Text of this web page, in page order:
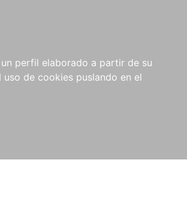
perfil elaborado a partir de su
de cookies puslando en el
NOTICIAS
COMPRAS
INSTITUCIONALES